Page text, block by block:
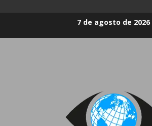
7 de agosto de 2026